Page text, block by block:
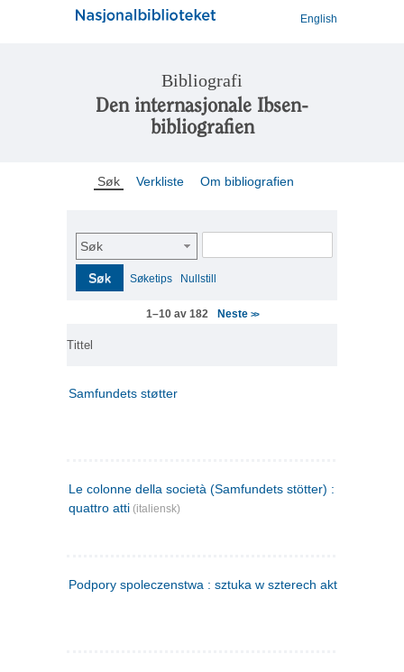
English
Bibliografi
Den internasjonale Ibsen-
bibliografien
Søk Verkliste Om bibliografien
Søk
Søk Søketips Nullstill
1–10 av 182 Neste >>
Tittel
Samfundets støtter
Le colonne della società (Samfundets stötter) : commedia
quattro atti (italiensk)
Podpory spoleczenstwa : sztuka w szterech aktach